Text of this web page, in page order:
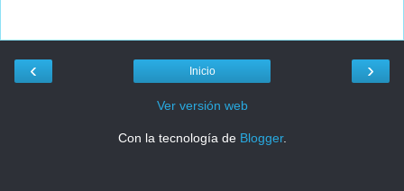
‹ ›
Inicio
Ver versión web
Con la tecnología de Blogger.